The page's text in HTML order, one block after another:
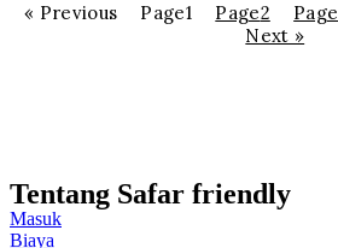
« Previous Page1 Page2 Page
Next »
Tentang Safar friendly
Masuk
Biaya